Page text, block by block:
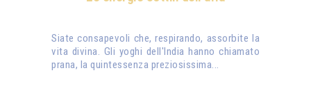
Siate consapevoli che, respirando, assorbite la
vita divina. Gli yoghi dell'India hanno chiamato
prana, la quintessenza preziosissima...